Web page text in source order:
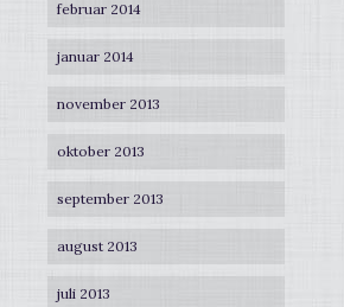
februar 2014
januar 2014
november 2013
oktober 2013
september 2013
august 2013
juli 2013